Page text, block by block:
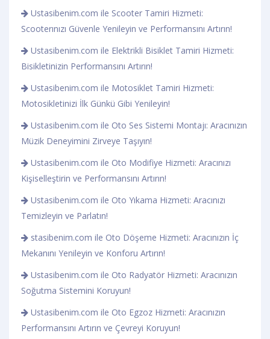
Ustasibenim.com ile Scooter Tamiri Hizmeti:
Scooterınızı Güvenle Yenileyin ve Performansını Artırın!
Ustasibenim.com ile Elektrikli Bisiklet Tamiri Hizmeti:
Bisikletinizin Performansını Artırın!
Ustasibenim.com ile Motosiklet Tamiri Hizmeti:
Motosikletinizi İlk Günkü Gibi Yenileyin!
Ustasibenim.com ile Oto Ses Sistemi Montajı: Aracınızın
Müzik Deneyimini Zirveye Taşıyın!
Ustasibenim.com ile Oto Modifiye Hizmeti: Aracınızı
Kişiselleştirin ve Performansını Artırın!
Ustasibenim.com ile Oto Yıkama Hizmeti: Aracınızı
Temizleyin ve Parlatın!
stasibenim.com ile Oto Döşeme Hizmeti: Aracınızın İç
Mekanını Yenileyin ve Konforu Artırın!
Ustasibenim.com ile Oto Radyatör Hizmeti: Aracınızın
Soğutma Sistemini Koruyun!
Ustasibenim.com ile Oto Egzoz Hizmeti: Aracınızın
Performansını Artırın ve Çevreyi Koruyun!